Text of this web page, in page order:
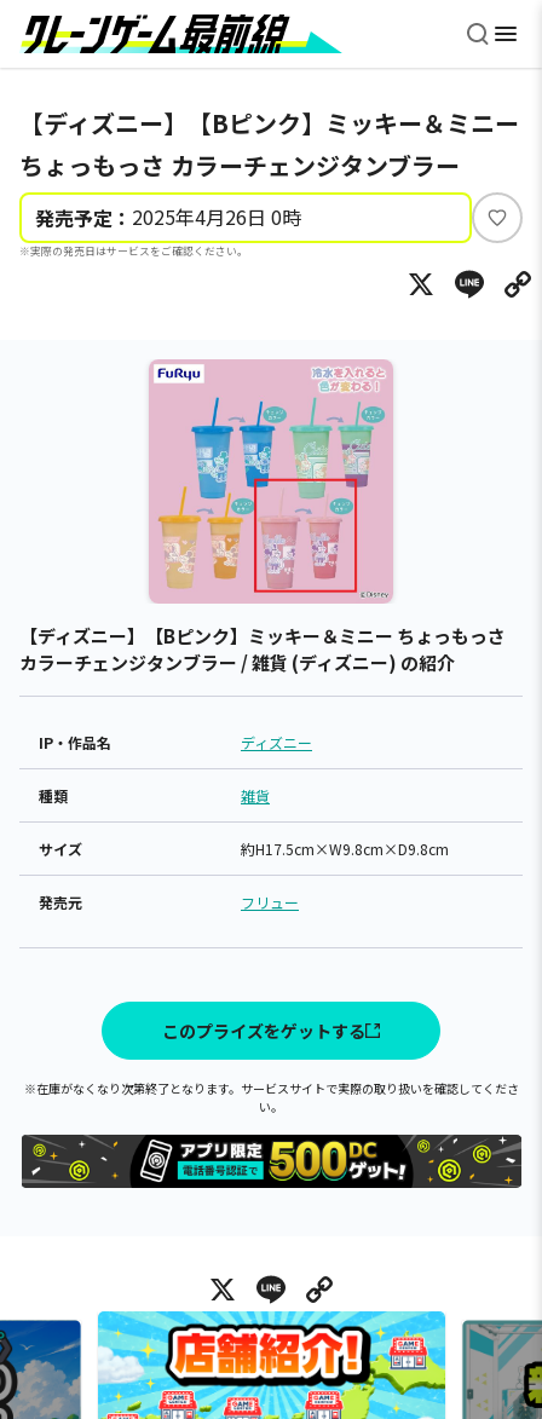
【ディズニー】【Bピンク】ミッキー＆ミニー
ちょっもっさ カラーチェンジタンブラー
発売予定： 2025年4月26日 0時
※実際の発売日はサービスをご確認ください。
い
ね
X
【ディズニー】【Bピンク】ミッキー＆ミニー ちょっもっさ
カラーチェンジタンブラー / 雑貨 (ディズニー) の紹介
IP・作品名 ディズニー
種類 雑貨
サイズ 約H17.5cm×W9.8cm×D9.8cm
発売元 フリュー
このプライズをゲットする
※在庫がなくなり次第終了となります。サービスサイトで実際の取り扱いを確認してくださ
い。
X Line